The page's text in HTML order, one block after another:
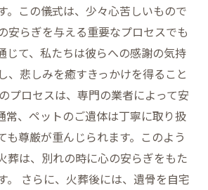
。この儀式は、少々心苦しいもので
安らぎを与える重要なプロセスでも
じて、私たちは彼らへの感謝の気持
、悲しみを癒すきっかけを得ること
プロセスは、専門の業者によって安
常、ペットのご遺体は丁寧に取り扱
も尊厳が重んじられます。このよう
葬は、別れの時に心の安らぎをもた
。 さらに、火葬後には、遺骨を自宅